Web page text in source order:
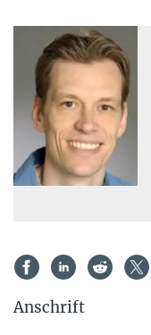
Anschrift